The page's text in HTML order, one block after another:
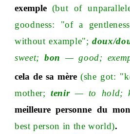
exemple (but of
goodness: "of a
without example"; doux/d
sweet; bon — good;
cela de sa mère (she got:
mother; tenir — to hold;
meilleure personne du
best person in the world).